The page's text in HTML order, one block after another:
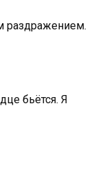
раздражением.
бьётся. Я